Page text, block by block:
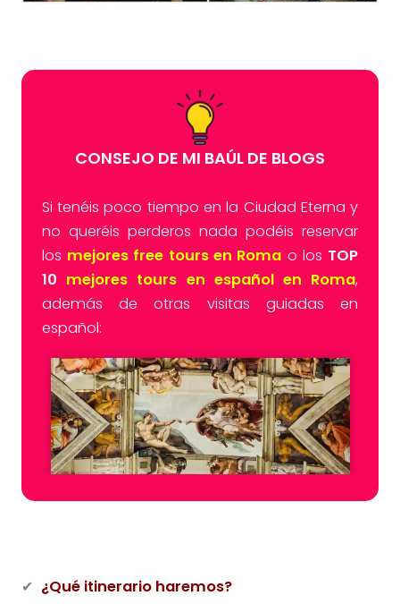
CONSEJO DE MI BAÚL DE BLOGS
Si tenéis poco tiempo en la Ciudad Eterna y
no queréis perderos nada podéis reservar
los mejores free tours en Roma o los TOP
10 mejores tours en español en Roma,
además de otras visitas guiadas en
español:
✔ ¿Qué itinerario haremos?